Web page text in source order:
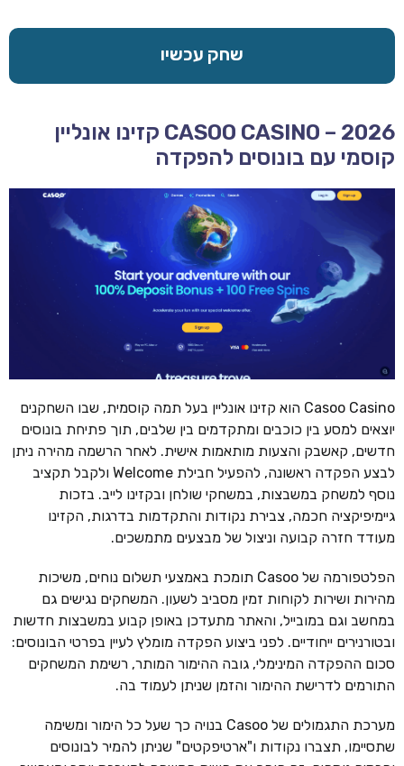
שחק עכשיו
CASOO CASINO – 2026 קזינו אונליין
קוסמי עם בונוסים להפקדה
Casoo Casino הוא קזינו אונליין בעל תמה קוסמית, שבו השחקנים
יוצאים למסע בין כוכבים ומתקדמים בין שלבים, תוך פתיחת בונוסים
חדשים, קאשבק והצעות מותאמות אישית. לאחר הרשמה מהירה ניתן
לבצע הפקדה ראשונה, להפעיל חבילת Welcome ולקבל תקציב
נוסף למשחק במשבצות, במשחקי שולחן ובקזינו לייב. בזכות
גיימיפיקציה חכמה, צבירת נקודות והתקדמות בדרגות, הקזינו
מעודד חזרה קבועה וניצול של מבצעים מתמשכים.
הפלטפורמה של Casoo תומכת באמצעי תשלום נוחים, משיכות
מהירות ושירות לקוחות זמין מסביב לשעון. המשחקים נגישים גם
במחשב וגם במובייל, והאתר מתעדכן באופן קבוע במשבצות חדשות
ובטורנירים ייחודיים. לפני ביצוע הפקדה מומלץ לעיין בפרטי הבונוסים:
סכום ההפקדה המינימלי, גובה ההימור המותר, רשימת המשחקים
התורמים לדרישת ההימור והזמן שניתן לעמוד בה.
מערכת התגמולים של Casoo בנויה כך שעל כל הימור ומשימה
שתסיימו, תצברו נקודות ו"ארטיפקטים" שניתן להמיר לבונוסים